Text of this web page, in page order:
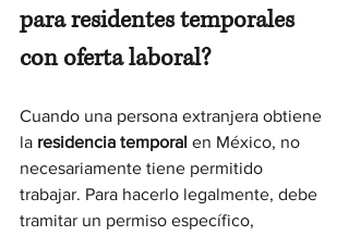
para residentes temporales
con oferta laboral?
Cuando una persona extranjera obtiene
la residencia temporal en México, no
necesariamente tiene permitido
trabajar. Para hacerlo legalmente, debe
tramitar un permiso específico,